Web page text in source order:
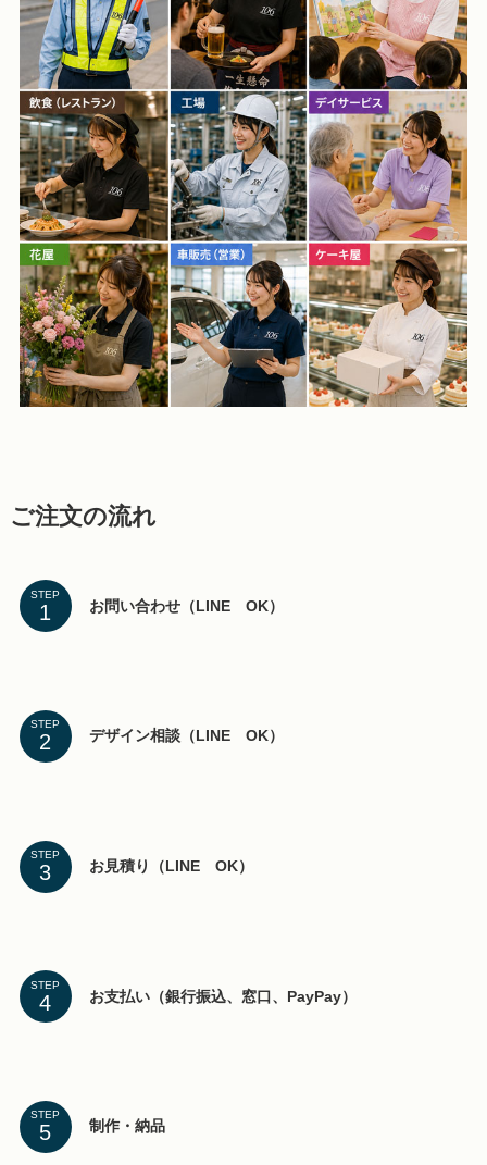
ご注文の流れ
STEP
お問い合わせ（LINE OK）
STEP
デザイン相談（LINE OK）
STEP
お見積り（LINE OK）
STEP
お支払い（銀行振込、窓口、PayPay）
STEP
制作・納品